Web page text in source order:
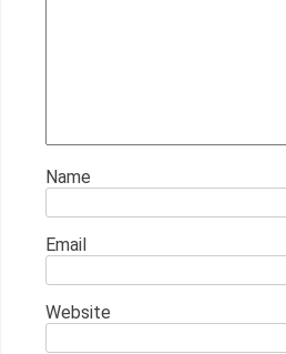
Name
Email
Website